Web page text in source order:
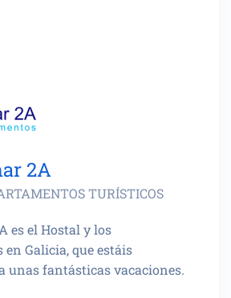
2A
TURÍSTICOS
es el Hostal y los
Galicia, que estáis
unas fantásticas vacaciones.